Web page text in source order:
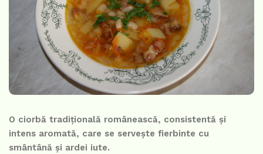
O ciorbă tradițională românească, consistentă și
intens aromată, care se servește fierbinte cu
smântână și ardei iute.